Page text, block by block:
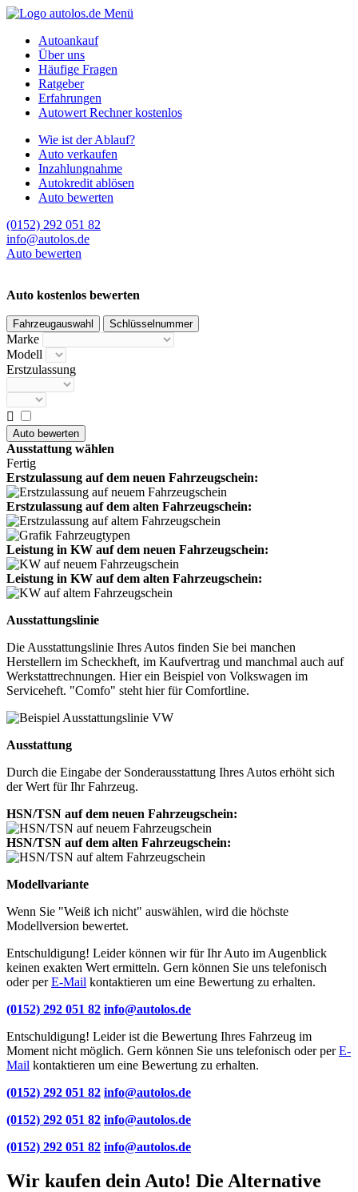
Menü
Autoankauf
Über uns
Häufige Fragen
Ratgeber
Erfahrungen
Autowert Rechner kostenlos
Wie ist der Ablauf?
Auto verkaufen
Inzahlungnahme
Autokredit ablösen
Auto bewerten
(0152) 292 051 82
info@autolos.de
Auto bewerten
Auto kostenlos bewerten
Fahrzeugauswahl Schlüsselnummer
Marke
Modell
Erstzulassung

Ausstattung wählen
Fertig
Erstzulassung auf dem neuen Fahrzeugschein:
Erstzulassung auf dem alten Fahrzeugschein:
Leistung in KW auf dem neuen Fahrzeugschein:
Leistung in KW auf dem alten Fahrzeugschein:
Ausstattungslinie
Die Ausstattungslinie Ihres Autos finden Sie bei manchen
Herstellern im Scheckheft, im Kaufvertrag und manchmal auch auf
Werkstattrechnungen. Hier ein Beispiel von Volkswagen im
Serviceheft. "Comfo" steht hier für Comfortline.
Ausstattung
Durch die Eingabe der Sonderausstattung Ihres Autos erhöht sich
der Wert für Ihr Fahrzeug.
HSN/TSN auf dem neuen Fahrzeugschein:
HSN/TSN auf dem alten Fahrzeugschein:
Modellvariante
Wenn Sie "Weiß ich nicht" auswählen, wird die höchste
Modellversion bewertet.
Entschuldigung! Leider können wir für Ihr Auto im Augenblick
keinen exakten Wert ermitteln. Gern können Sie uns telefonisch
oder perE-Mail kontaktieren um eine Bewertung zu erhalten.
(0152) 292 051 82 info@autolos.de
Entschuldigung! Leider ist die Bewertung Ihres Fahrzeug im
Moment nicht möglich. Gern können Sie uns telefonisch oder perE-
Mail kontaktieren um eine Bewertung zu erhalten.
(0152) 292 051 82 info@autolos.de
(0152) 292 051 82 info@autolos.de
(0152) 292 051 82 info@autolos.de
Wir kaufen dein Auto! Die Alternative